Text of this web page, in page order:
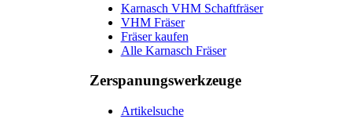
Karnasch VHM Schaftfräser
VHM Fräser
Fräser kaufen
Alle Karnasch Fräser
Zerspanungs­werkzeuge
Artikelsuche